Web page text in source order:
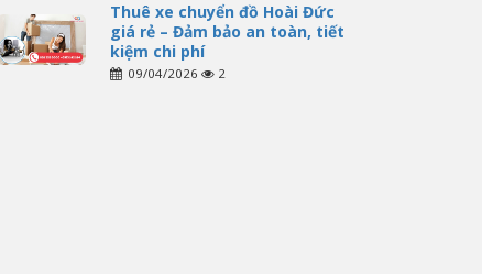
Thuê xe chuyển đồ Hoài Đức
giá rẻ – Đảm bảo an toàn, tiết
kiệm chi phí
09/04/2026 2